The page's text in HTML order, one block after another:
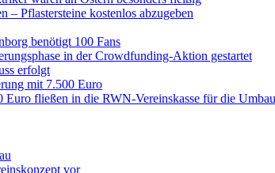
– Pflastersteine kostenlos abzugeben
benötigt 100 Fans
in der Crowdfunding-Aktion gestartet
erfolgt
mit 7.500 Euro
fließen in die RWN-Vereinskasse für die
vor